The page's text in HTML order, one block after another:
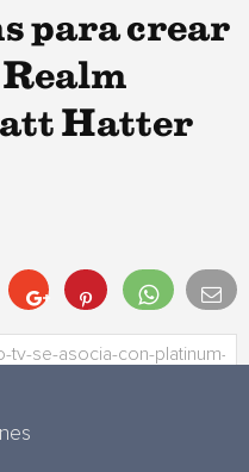
para crear
Hatter